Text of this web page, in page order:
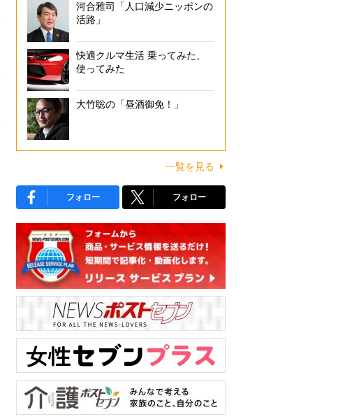
河合雅司「人口減少ニッポンの
活路」
快適クルマ生活 乗ってみた、
使ってみた
大竹聡の「昼酒御免！」
一覧を見る
フォロー フォロー